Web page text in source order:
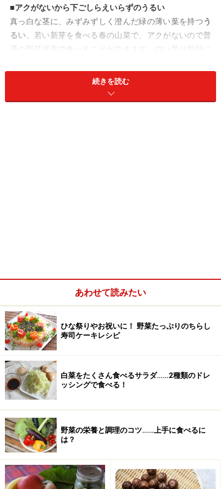
■アクがないから下ごしらえいらずのうるい
真っ白な茎に、みずみずしく澄んだ緑の薄い葉を持つう
るい。若い新芽を食べる春の山菜で、アクがないので普
通の野菜感覚で食べることができます。白い茎は筒状に
クッとした歯触りのよさと、ゆでたときに現れるぬめり
■うるいのおすすめ3レシピ
うるいはサッとゆでて和え物にするのがスタンダードで
すが、揚げても、炒めても、煮てもおいしい山菜です。
もともと柔らかいので、普通に火を通しただけでクタク
タになって風味が損なわれてしまうので、サッと加熱す
るのが◎。ここではうるいのぬめりを楽しむ酢味噌和
え、洋風味を楽しむための
けを紹介したいと思います。
続きを読む
あわせて読みたい
ひな祭りやお祝いに！ 野菜たっぷりのちらし
寿司ケーキレシピ
白菜をたくさん食べるサラダ……2種類のドレ
ッシングで食べる！
野菜の栄養と調理のコツ……上手に食べるに
は？